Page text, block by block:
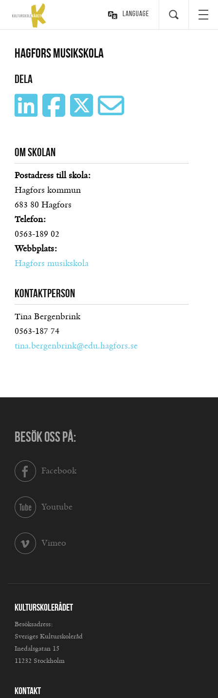
Language
Hagfors musikskola
Dela
Om skolan
Postadress till skola:
Hagfors kommun
683 80 Hagfors
Telefon:
0563-189 02
Webbplats:
Hagfors musikskola
Kontaktperson
Tina Bergenbrink
0563-187 74
tina.bergenbrink@edu.hagfors.se
BESÖK OSS PÅ:
Facebook
Youtube
Vimeo
Kulturskolerådet
Besöksadress:
Sveriges Kulturskoleråd
Inedalsgatan 15
11232 Stockholm
Kontakt